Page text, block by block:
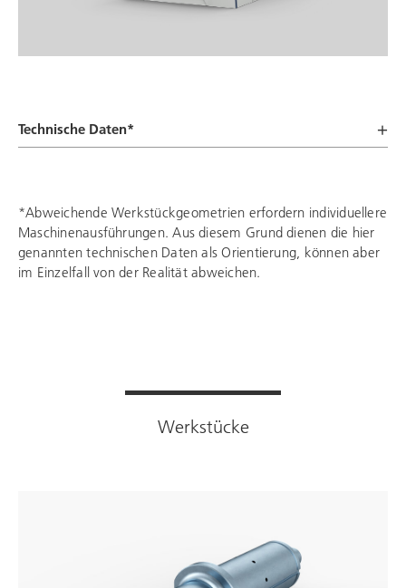
Technische Daten*
*Abweichende Werkstückgeometrien erfordern individuellere
Maschinenausführungen. Aus diesem Grund dienen die hier
genannten technischen Daten als Orientierung, können aber
im Einzelfall von der Realität abweichen.
Werkstücke